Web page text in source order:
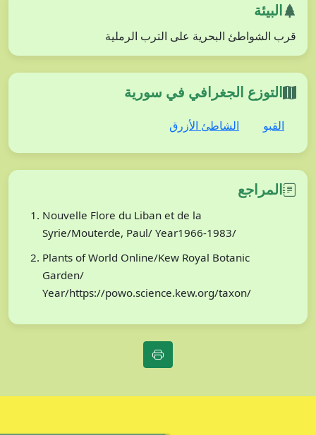
البيئة
قرب الشواطئ البحرية على الترب الرملية
التوزع الجغرافي في سورية
القبو الشاطئ الأزرق
المراجع
Nouvelle Flore du Liban et de la
Syrie/Mouterde, Paul/ Year1966-1983/
Plants of World Online/Kew Royal Botanic
Garden/
Year/https://powo.science.kew.org/taxon/